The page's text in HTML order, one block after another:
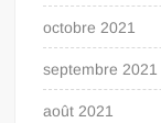
octobre 2021
septembre 2021
août 2021